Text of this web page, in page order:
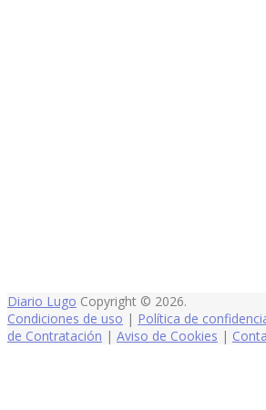
Diario Lugo Copyright © 2026.
Condiciones de uso | Política de
de Contratación | Aviso de Cookies |